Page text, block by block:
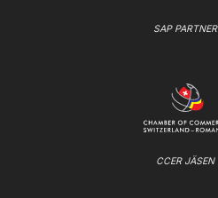
SAP PARTNER
CCER JÄSEN